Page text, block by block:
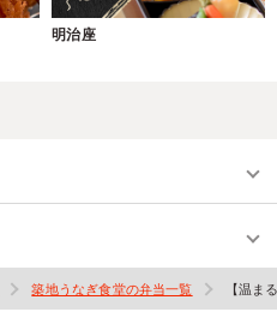
明治座
築地うなぎ食堂の弁当一覧 【温ま